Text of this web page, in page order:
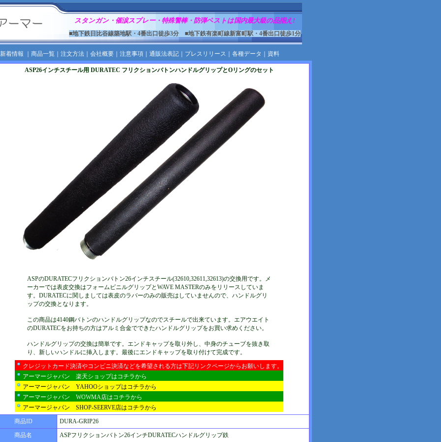
スタンガン・催涙スプレー・特殊警棒・防弾ベストは国内最大級の品揃え!
■地下鉄日比谷線築地駅・4番出口徒歩3分 ■地下鉄有楽町線新富町駅・4番出口徒歩1分
新着情報 商品一覧｜ 注文方法｜ 会社概要｜ 注意事項｜ 通販法表記｜ プレスリリース 各種データ 資料
ASP26インチスチール用 DURATEC フリクションバトンハンドルグリップとOリングのセット
ASPのDURATECフリクションバトン26インチスチール(32610,32611,32613)の交換用です。メ
ーカーでは表皮交換はフォームビニルグリップとWAVE MASTERのみをリリースしていま
す。DURATECに関しましては表皮のラバーのみの販売はしていませんので、ハンドルグリ
ップの交換となります。
この商品は4140鋼バトンのハンドルグリップなのでスチールで出来ています。エアウエイト
のDURATECをお持ちの方はアルミ合金でできたハンドルグリップをお買い求めください。
ハンドルグリップの交換は簡単です。エンドキャップを取り外し、中身のチューブを抜き取
り、新しいハンドルに挿入します。最後にエンドキャップを取り付けて完成です。
クレジットカード決済やコンビニ決済などを希望される方は下記リンクページからお願いします。
アーマージャパン 楽天ショップはコチラから
アーマージャパン YAHOOショップはコチラから
アーマージャパン WOWMA店はコチラから
アーマージャパン SHOP-SEERVE店はコチラから
商品ID
DURA-GRIP26
商品名
ASPフリクションバトン26インチDURATECハンドルグリップ鉄